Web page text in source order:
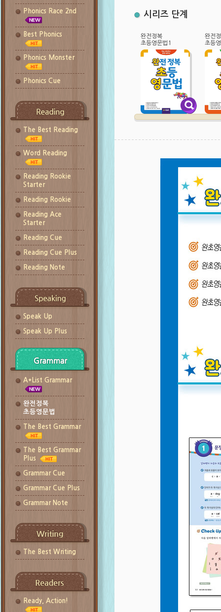
Phonics Race 2nd
Best Phonics
Phonics Monster
Phonics Cue
The Best Reading
Word Reading
Reading Rookie
Starter
Reading Rookie
Reading Ace
Starter
Reading Cue
Reading Cue Plus
Reading Note
Speak Up
Speak Up Plus
A*List Grammar
완전정복
초등영문법
The Best Grammar
The Best Grammar
Plus
Grammar Cue
Grammar Cue Plus
Grammar Note
The Best Writing
Ready, Action!
시리즈 단계
완전정복
초등영문법1
완전
초등